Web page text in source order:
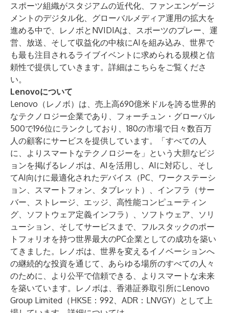
スポーツ組織がスタジアムの近代化、ファンエンゲージ
メントのデジタル化、グローバルメディア運用の拡大を
進める中で、レノボとNVIDIAは、スポーツのプレー、運
営、放送、そして収益化の中核にAIを組み込み、世界で
も最も注目されるライブイベントに求められる規模と信
頼性で提供していきます。詳細はこちら をご覧くださ
い。
Lenovoについて
Lenovo（レノボ）は、売上高690億米ドルを誇る世界的
なテクノロジー企業であり、フォーチュン・グローバル
500で196位にランクしており、180の市場で日々数百万
人の顧客にサービスを提供しています。「すべての人
に、よりスマートなテクノロジーを」という大胆なビジ
ョンを掲げるレノボは、AIを活用し、AIに対応し、そし
てAI向けに最適化されたデバイス（PC、ワークステーシ
ョン、スマートフォン、タブレット）、インフラ（サー
バー、ストレージ、エッジ、高性能コンピューティン
グ、ソフトウェア定義インフラ）、ソフトウェア、ソリ
ューション、そしてサービスまで、フルスタックのポー
トフォリオを持つ世界最大のPC企業としての成功を築い
てきました。レノボは、世界を変えるイノベーションへ
の継続的な投資を通じて、あらゆる場所のすべての人々
のために、より公平で信頼できる、よりスマートな未来
を築いています。レノボは、香港証券取引所にLenovo
Group Limited（HKSE：992、ADR：LNVGY）として上